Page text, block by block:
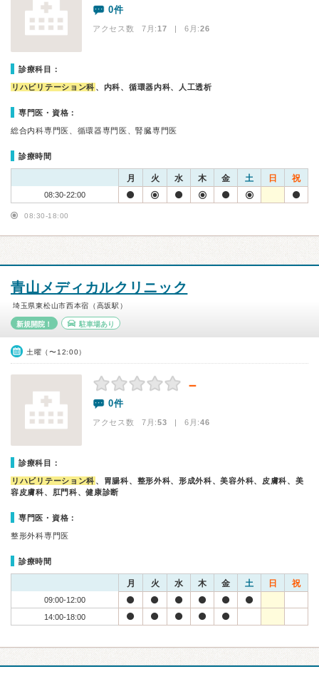
0件
アクセス数 7月:17 | 6月:26
診療科目：
リハビリテーション科 、内科、循環器内科、人工透析
専門医・資格：
総合内科専門医、循環器専門医、腎臓専門医
診療時間
月 火 水 木 金 土 日 祝
08:30-22:00
08:30-18:00
青山メディカルクリニック
埼玉県東松山市西本宿（高坂駅）
新規開院！ 駐車場あり
土曜（〜12:00）
－
0件
アクセス数 7月:53 | 6月:46
診療科目：
リハビリテーション科 、胃腸科、整形外科、形成外科、美容外科、皮膚科、美
容皮膚科、肛門科、健康診断
専門医・資格：
整形外科専門医
診療時間
月 火 水 木 金 土 日 祝
09:00-12:00
14:00-18:00